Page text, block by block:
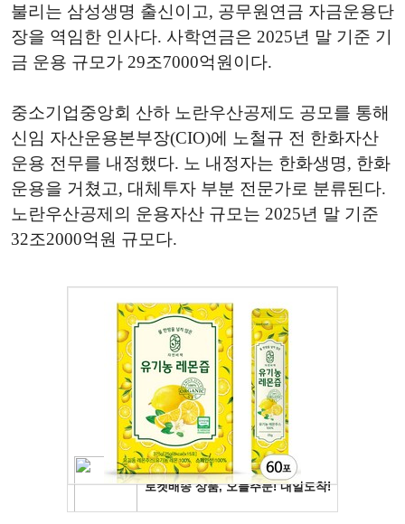
불리는 삼성생명 출신이고, 공무원연금 자금운용단
장을 역임한 인사다. 사학연금은 2025년 말 기준 기
금 운용 규모가 29조7000억원이다.
중소기업중앙회 산하 노란우산공제도 공모를 통해
신임 자산운용본부장(CIO)에 노철규 전 한화자산
운용 전무를 내정했다. 노 내정자는 한화생명, 한화
운용을 거쳤고, 대체투자 부분 전문가로 분류된다.
노란우산공제의 운용자산 규모는 2025년 말 기준
32조2000억원 규모다.